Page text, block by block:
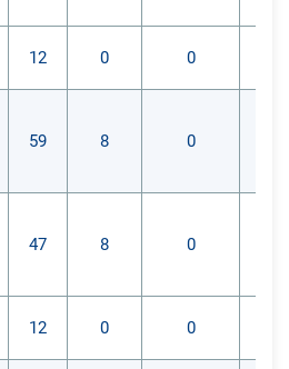
12 0 0
59 8 0
47 8 0
12 0 0